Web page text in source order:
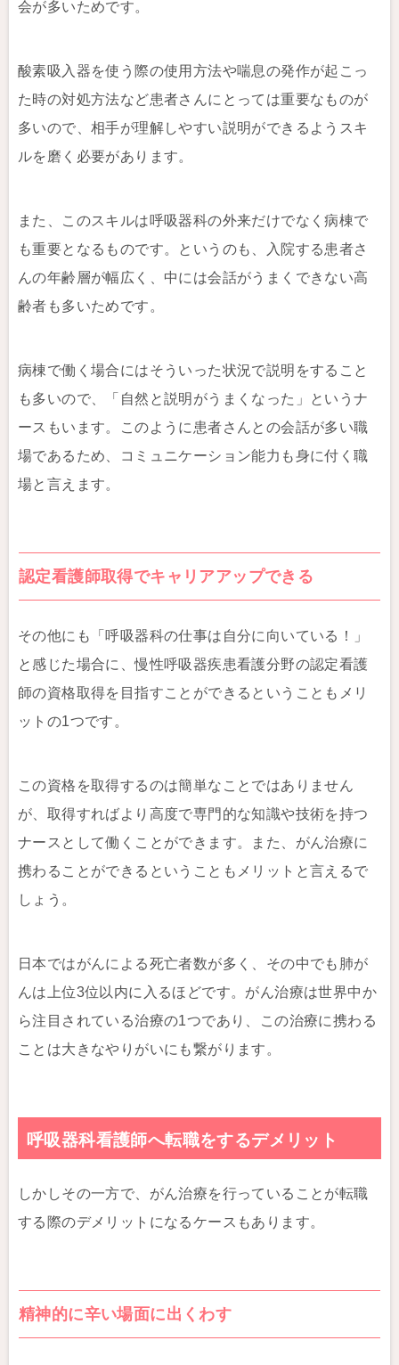
会が多いためです。
酸素吸入器を使う際の使用方法や喘息の発作が起こっ
た時の対処方法など患者さんにとっては重要なものが
多いので、相手が理解しやすい説明ができるようスキ
ルを磨く必要があります。
また、このスキルは呼吸器科の外来だけでなく病棟で
も重要となるものです。というのも、入院する患者さ
んの年齢層が幅広く、中には会話がうまくできない高
齢者も多いためです。
病棟で働く場合にはそういった状況で説明をすること
も多いので、「自然と説明がうまくなった」というナ
ースもいます。このように患者さんとの会話が多い職
場であるため、コミュニケーション能力も身に付く職
場と言えます。
認定看護師取得でキャリアアップできる
その他にも「呼吸器科の仕事は自分に向いている！」
と感じた場合に、慢性呼吸器疾患看護分野の認定看護
師の資格取得を目指すことができるということもメリ
ットの1つです。
この資格を取得するのは簡単なことではありません
が、取得すればより高度で専門的な知識や技術を持つ
ナースとして働くことができます。また、がん治療に
携わることができるということもメリットと言えるで
しょう。
日本ではがんによる死亡者数が多く、その中でも肺が
んは上位3位以内に入るほどです。がん治療は世界中か
ら注目されている治療の1つであり、この治療に携わる
ことは大きなやりがいにも繋がります。
呼吸器科看護師へ転職をするデメリット
しかしその一方で、がん治療を行っていることが転職
する際のデメリットになるケースもあります。
精神的に辛い場面に出くわす